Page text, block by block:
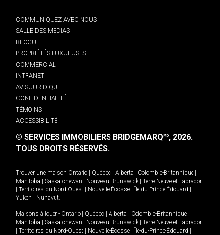
COMMUNIQUEZ AVEC NOUS
SALLE DES MÉDIAS
BLOGUE
PROPRIÉTÉS LUXUEUSES
COMMERCIAL
INTRANET
AVIS JURIDIQUE
CONFIDENTIALITÉ
TÉMOINS
ACCESSIBILITÉ
© SERVICES IMMOBILIERS BRIDGEMARQMD, 2026.
TOUS DROITS RÉSERVÉS.
Trouver une maison Ontario Québec Alberta Colombie-Britannique
Manitoba
Saskatchewan Nouveau-Brunswick
Terre-Neuve-et-Labrador
Territoires du Nord-Ouest Nouvelle-Écosse Île-du-Prince-Édouard
Yukon
Nunavut.
Maisons à louer - Ontario Québec Alberta Colombie-Britannique
Manitoba
Saskatchewan Nouveau-Brunswick
Terre-Neuve-et-Labrador
Territoires du Nord-Ouest Nouvelle-Écosse Île-du-Prince-Édouard